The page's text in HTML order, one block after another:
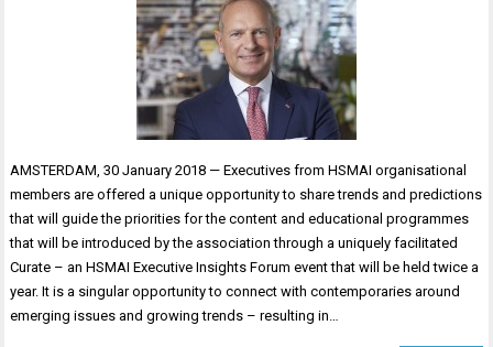
AMSTERDAM, 30 January 2018 — Executives from HSMAI organisational
members are offered a unique opportunity to share trends and predictions
that will guide the priorities for the content and educational programmes
that will be introduced by the association through a uniquely facilitated
Curate – an HSMAI Executive Insights Forum event that will be held twice a
year. It is a singular opportunity to connect with contemporaries around
emerging issues and growing trends – resulting in…